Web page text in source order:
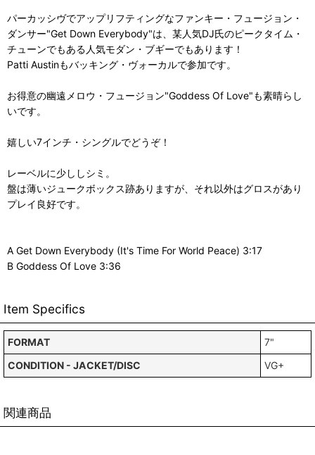
パーカッシヴでアップリフティングなファンキー・フュージョン・
ダンサー"Get Down Everybody"は、某人気DJ氏のピークタイム・
チューンでもある人気モダン・ブギーでもあります！
Patti Austinもバッキング・ヴォーカルで参加です。
お得意の幽遠メロウ・フュージョン"Goddess Of Love"も素晴らし
いです。
嬉しい7インチ・シングルでどうぞ！
レーベルに少ししシミ。
盤は薄いジュークボックス跡ありますが、それ以外はグロスがあり
プレイ良好です。
A Get Down Everybody (It's Time For World Peace) 3:17
B Goddess Of Love 3:36
Item Specifics
FORMAT
7"
CONDITION - JACKET/DISC
VG+
関連商品